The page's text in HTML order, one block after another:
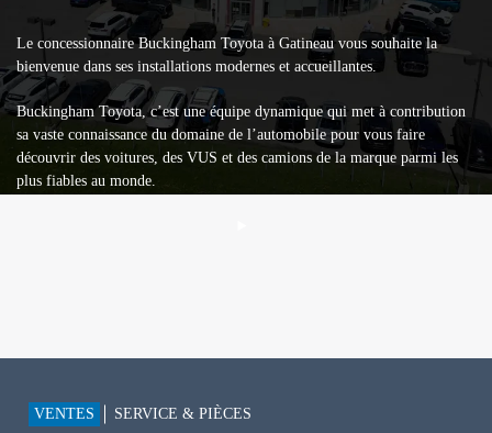
Le concessionnaire Buckingham Toyota à Gatineau vous souhaite la
bienvenue dans ses installations modernes et accueillantes.
Buckingham Toyota, c’est une équipe dynamique qui met à contribution
sa vaste connaissance du domaine de l’automobile pour vous faire
découvrir des voitures, des VUS et des camions de la marque parmi les
plus fiables au monde.
VENTES SERVICE & PIÈCES